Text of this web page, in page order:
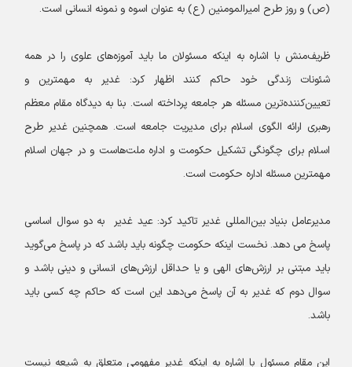
(ص) و روز طرح امیرالمومنین (ع) به عنوان اسوه و نمونه انسانی است.
ظریف‌منش با اشاره به اینکه مسئولان ما باید آموزه‌های علوی را در همه
شئونات زندگی خود حاکم کنند اظهار کرد: غدیر به مهمترین و
تعیین‌کننده‌ترین مسئله هر جامعه پرداخته است. بنا به دیدگاه مقام معظم
رهبری ارائه الگوی اسلام برای مدیریت جامعه است. همچنین غدیر طرح
اسلام برای چگونگی تشکیل حکومت و اداره ملت‌هاست و در جهان اسلام
مهمترین مسئله اداره حکومت است.
مدیرعامل بنیاد بین‌المللی غدیر تاکید کرد: عید غدیر به دو سوال اساسی
پاسخ می دهد. نخست اینکه حکومت چگونه باید باشد که در پاسخ می‌گوید
باید مبتنی بر ارزش‌های الهی و یا حداقل ارزش‌های انسانی و دینی باشد و
سوال دوم که غدیر به آن پاسخ می‌دهد این است که حاکم چه کسی باید
باشد.
این مقام مسئول با اشاره به اینکه غدیر مفهومی متعلق به شیعه نیست